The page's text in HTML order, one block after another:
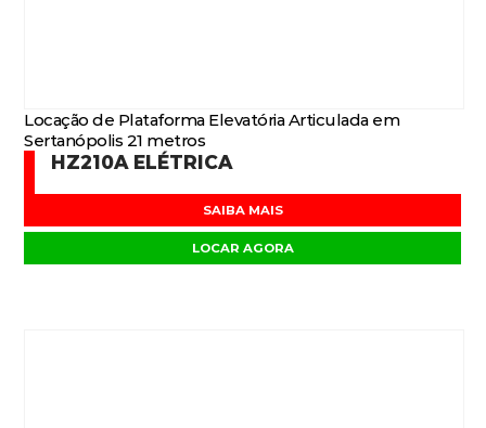
Locação de Plataforma Elevatória Articulada em
Sertanópolis 21 metros
HZ210A ELÉTRICA
SAIBA MAIS
LOCAR AGORA